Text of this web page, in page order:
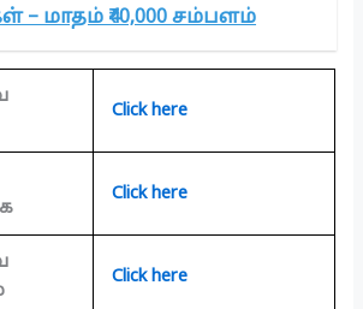
– மாதம் ₹40,000 சம்பளம்
Click here
Click here
Click here